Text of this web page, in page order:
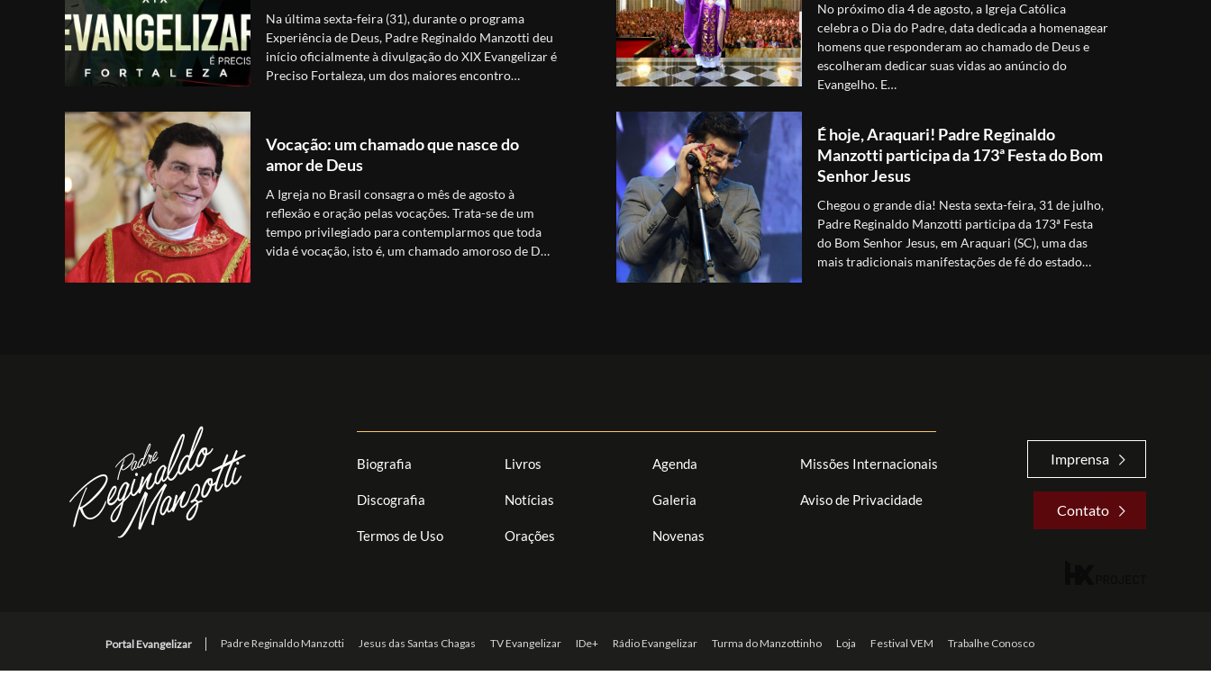
Na última sexta-feira (31), durante o programa
Experiência de Deus, Padre Reginaldo Manzotti deu
início oficialmente à divulgação do XIX Evangelizar é
Preciso Fortaleza, um dos maiores encontro…
No próximo dia 4 de agosto, a Igreja Católica
celebra o Dia do Padre, data dedicada a homenagear
homens que responderam ao chamado de Deus e
escolheram dedicar suas vidas ao anúncio do
Evangelho. E…
Vocação: um chamado que nasce do
amor de Deus
A Igreja no Brasil consagra o mês de agosto à
reflexão e oração pelas vocações. Trata-se de um
tempo privilegiado para contemplarmos que toda
vida é vocação, isto é, um chamado amoroso de D…
É hoje, Araquari! Padre Reginaldo
Manzotti participa da 173ª Festa do Bom
Senhor Jesus
Chegou o grande dia! Nesta sexta-feira, 31 de julho,
Padre Reginaldo Manzotti participa da 173ª Festa
do Bom Senhor Jesus, em Araquari (SC), uma das
mais tradicionais manifestações de fé do estado…
Biografia Livros Agenda Missões Internacionais
Discografia Notícias Galeria Aviso de Privacidade
Termos de Uso Orações Novenas
Imprensa
Contato